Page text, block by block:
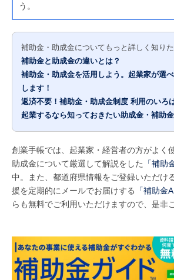
う。
補助金・助成金についてもっと詳しく知り
補助金と助成金の違いとは？
補助金・助成金を活用しよう。起業家が選
します！
返済不要！補助金・助成金制度 利用のいろ
起業するなら知っておきたい助成金・補助
創業手帳では、起業家・経営者の方がよく
助成金について厳選して解説をした
「補助
中。また、都道府県情報をご登録いただけ
援を定期的にメールでお届けする
「補助金
らも無料でご利用いただけますので、是非